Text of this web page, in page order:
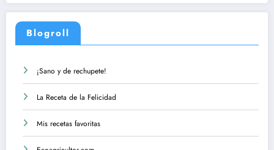
Blogroll
¡Sano y de rechupete!
La Receta de la Felicidad
Mis recetas favoritas